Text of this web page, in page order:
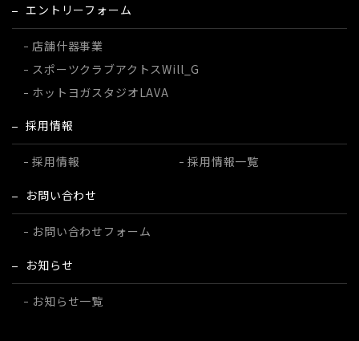
エントリーフォーム
店舗什器事業
スポーツクラブアクトスWill_G
ホットヨガスタジオLAVA
採用情報
採用情報 採用情報一覧
お問い合わせ
お問い合わせフォーム
お知らせ
お知らせ一覧